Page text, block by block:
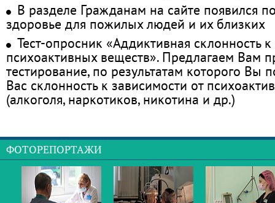
В разделе Гражданам на сайте появился
здоровье для пожилых людей и их близких
Тест-опросник «Аддиктивная склонность
психоактивных веществ». Предлагаем Вам
тестирование, по результатам которого Вы
Вас склонность к зависимости от
(алкоголя, наркотиков, никотина и др.)
ФОТОРЕПОРТАЖИ